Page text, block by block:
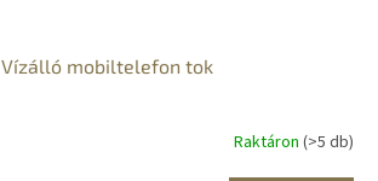
Vízálló mobiltelefon tok
Raktáron (>5 db)